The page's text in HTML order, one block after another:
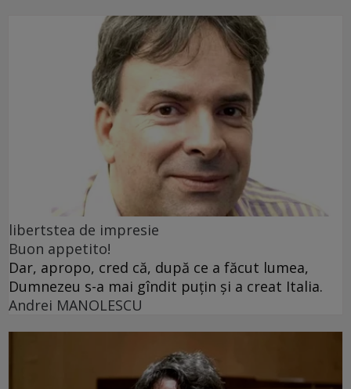
libertstea de impresie
Buon appetito!
Dar, apropo, cred că, după ce a făcut lumea,
Dumnezeu s-a mai gîndit puțin și a creat Italia.
Andrei MANOLESCU